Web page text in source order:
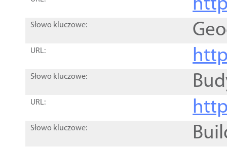
Słowo kluczowe:
URL:
Słowo kluczowe:
URL:
Słowo kluczowe: